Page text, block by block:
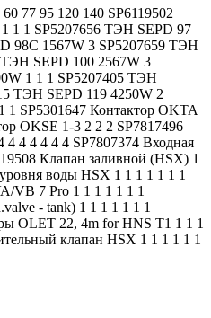
77 95 120 140 SP6119502
1 1 SP5207656 ТЭН SEPD 97
98C 1567W 3 SP5207659 ТЭН
SEPD 100 2567W 3
1 1 1 SP5207405 ТЭН
ТЭН SEPD 119 4250W 2
1 SP5301647 Контактор OKTA
OKSE 1-3 2 2 2 SP7817496
4 4 4 4 4 SP7807374 Входная
Клапан заливной (HSX) 1
воды HSX 1 1 1 1 1 1 1
VB 7 Pro 1 1 1 1 1 1 1
- tank) 1 1 1 1 1 1 1
OLET 22, 4m for HNS T1 1 1 1
клапан HSX 1 1 1 1 1 1